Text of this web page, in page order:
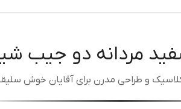
مردانه دو جیب
کلاسیک و طراحی مدرن برای آقایان خوش